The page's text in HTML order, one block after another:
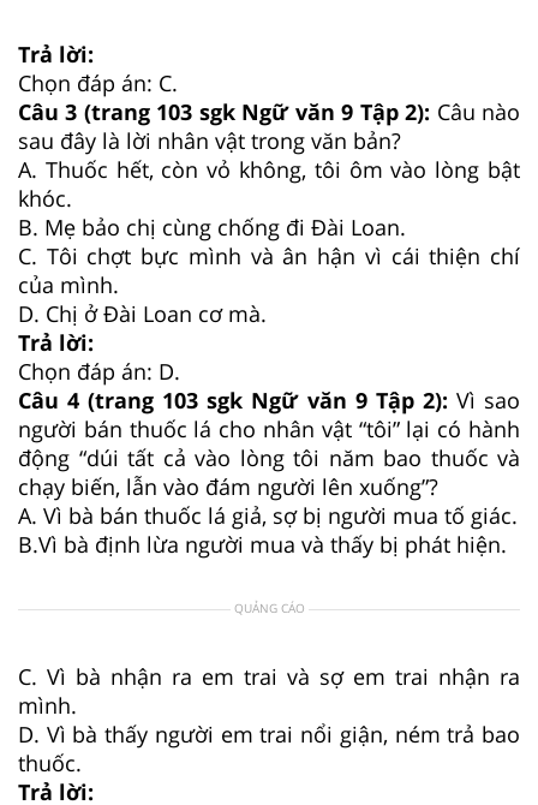
Trả lời:
Chọn đáp án: C.
Câu 3 (trang 103 sgk Ngữ văn 9 Tập 2): Câu nào
sau đây là lời nhân vật trong văn bản?
A. Thuốc hết, còn vỏ không, tôi ôm vào lòng bật
khóc.
B. Mẹ bảo chị cùng chống đi Đài Loan.
C. Tôi chợt bực mình và ân hận vì cái thiện chí
của mình.
D. Chị ở Đài Loan cơ mà.
Trả lời:
Chọn đáp án: D.
Câu 4 (trang 103 sgk Ngữ văn 9 Tập 2): Vì sao
người bán thuốc lá cho nhân vật “tôi” lại có hành
động “dúi tất cả vào lòng tôi năm bao thuốc và
chạy biến, lẫn vào đám người lên xuống”?
A. Vì bà bán thuốc lá giả, sợ bị người mua tố giác.
B.Vì bà định lừa người mua và thấy bị phát hiện.
QUẢNG CÁO
C. Vì bà nhận ra em trai và sợ em trai nhận ra
mình.
D. Vì bà thấy người em trai nổi giận, ném trả bao
thuốc.
Trả lời: